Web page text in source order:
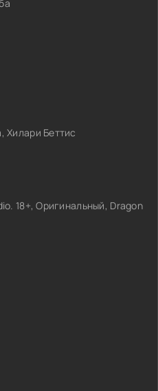
Хилари Беттис
18+, Оригинальный, Dragon